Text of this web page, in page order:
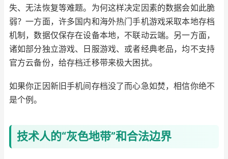
失、无法恢复等难题。为何这样决定因素的数据会如此脆
弱？一方面，许多国内和海外热门手机游戏采取本地存档
机制，数据仅保存在设备本地，不联动云端。另一方面，
诸如部分独立游戏、日服游戏、或者经典老品，均不支持
官方云备份，给存档迁移带来极大困扰。
如果你正因新旧手机间存档没了而心急如焚，相信你绝不
是个例。
技术人的“灰色地带”和合法边界